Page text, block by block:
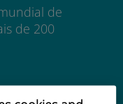
de
de 200